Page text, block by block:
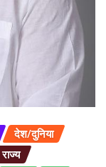
देश/दुनिया
राज्य